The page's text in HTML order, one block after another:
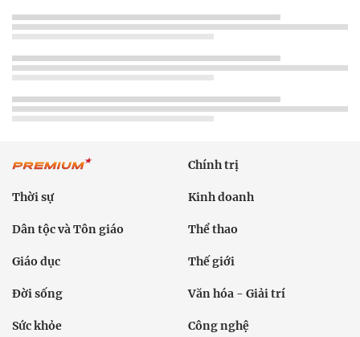
Chính trị
Thời sự Kinh doanh
Dân tộc và Tôn giáo Thể thao
Giáo dục Thế giới
Đời sống Văn hóa - Giải trí
Sức khỏe Công nghệ